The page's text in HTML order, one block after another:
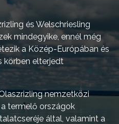
és Welschriesling
mindegyike, ennél még
a Közép-Európában és
körben elterjedt
nemzetközi
termelő országok
által, valamint a